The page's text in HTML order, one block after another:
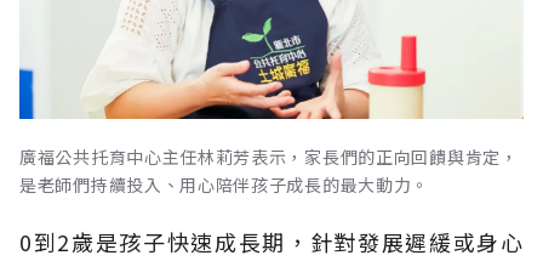
廣福公共托育中心主任林莉芳表示，家長們的正向回饋與肯定，
是老師們持續投入、用心陪伴孩子成長的最大動力。
0到2歲是孩子快速成長期，針對發展遲緩或身心